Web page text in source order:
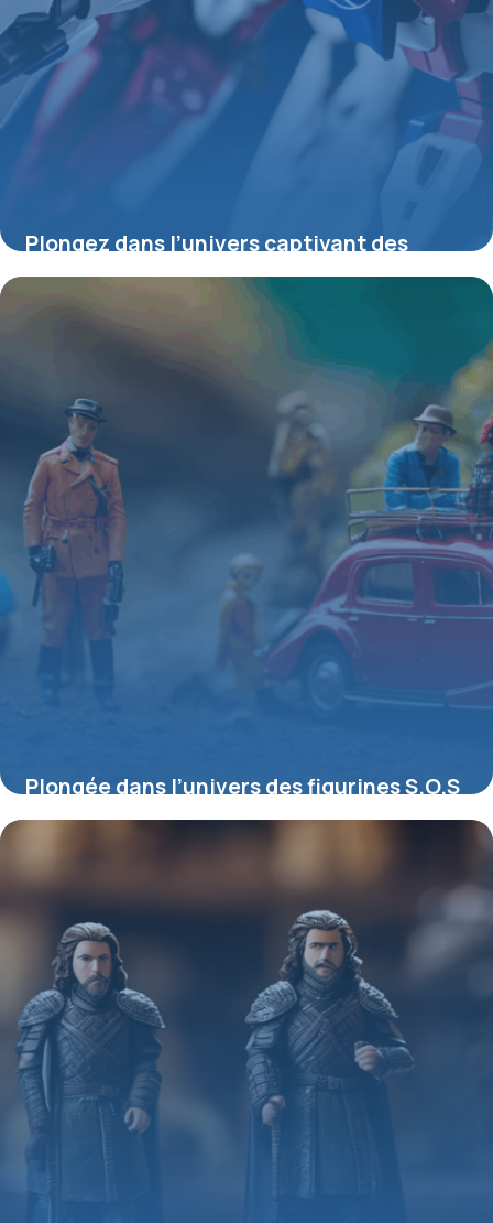
Plongez dans l’univers captivant des
figurines Gundam : histoire, passion et
techniques
Plongée dans l’univers des figurines S.O.S
Fantômes : entre nostalgie et collection